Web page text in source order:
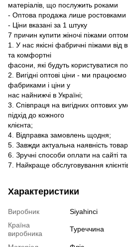
матеріалів, що послужить роками
- Оптова продажа лише ростовками
- Ціни вказані за 1 штуку
7 причин купити жіночі піжами
1. У нас якісні фабричні піжами від
та комфортні
фасони, які будуть користуватися
2. Вигідні оптові ціни - ми
фабриками і ціни у
нас найнижчі в Україні;
3. Співпраця на вигідних оптових
підхід до кожного
клієнта;
4. Відправка замовлень щодня;
5. Завжди актуальна наявність
6. Зручні способи оплати на сайті
7. Найкраще обслуговування
Характеристики
Виробник
Siyahinci
Країна
виробника
Туреччина